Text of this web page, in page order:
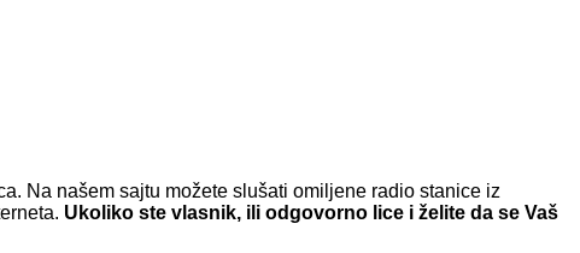
Na našem sajtu možete slušati omiljene radio stanice iz
Ukoliko ste vlasnik, ili odgovorno lice i želite da se Vaš